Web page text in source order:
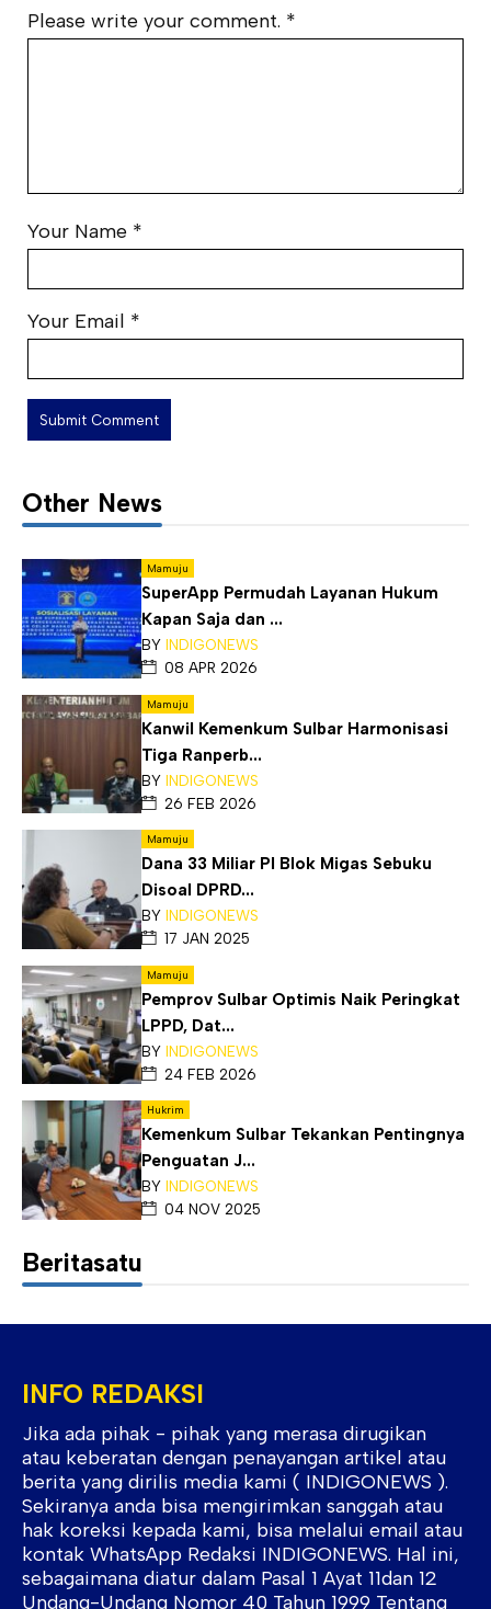
Please write your comment. *
Your Name *
Your Email *
Other News
Mamuju
SuperApp Permudah Layanan Hukum
Kapan Saja dan ...
BY INDIGONEWS
08 APR 2026
Mamuju
Kanwil Kemenkum Sulbar Harmonisasi
Tiga Ranperb...
BY INDIGONEWS
26 FEB 2026
Mamuju
Dana 33 Miliar PI Blok Migas Sebuku
Disoal DPRD...
BY INDIGONEWS
17 JAN 2025
Mamuju
Pemprov Sulbar Optimis Naik Peringkat
LPPD, Dat...
BY INDIGONEWS
24 FEB 2026
Hukrim
Kemenkum Sulbar Tekankan Pentingnya
Penguatan J...
BY INDIGONEWS
04 NOV 2025
Beritasatu
INFO REDAKSI
Jika ada pihak - pihak yang merasa dirugikan
atau keberatan dengan penayangan artikel atau
berita yang dirilis media kami ( INDIGONEWS ).
Sekiranya anda bisa mengirimkan sanggah atau
hak koreksi kepada kami, bisa melalui email atau
kontak WhatsApp Redaksi INDIGONEWS. Hal ini,
sebagaimana diatur dalam Pasal 1 Ayat 11dan 12
Undang-Undang Nomor 40 Tahun 1999 Tentang